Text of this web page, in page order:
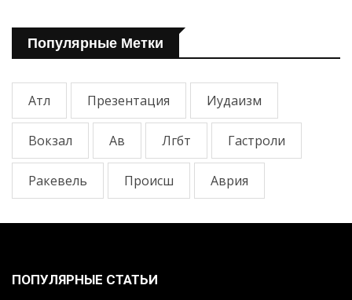
Популярные Метки
Атл Презентация Иудаизм
Вокзал Ав Лгбт Гастроли
Ракевель Происш Аврия
ПОПУЛЯРНЫЕ СТАТЬИ